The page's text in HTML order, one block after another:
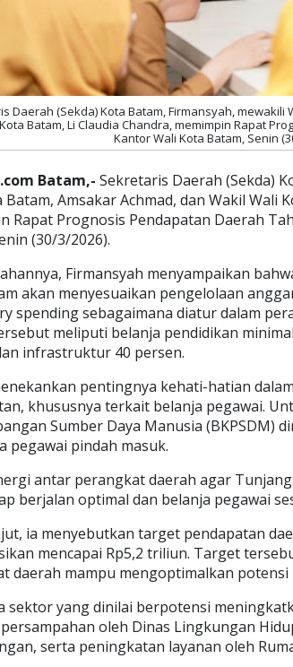
Daerah (Sekda) Kota Batam, Firmansyah, mewakili
Batam, Li Claudia Chandra, memimpin Rapat
Kantor Wali Kota Batam, Senin
Batam,- Sekretaris Daerah (Sekda)
Batam, Amsakar Achmad, dan Wakil Wali
Rapat Prognosis Pendapatan Daerah
(30/3/2026).
Firmansyah menyampaikan
akan menyesuaikan pengelolaan
spending sebagaimana diatur dalam
meliputi belanja pendidikan
infrastruktur 40 persen.
pentingnya kehati-hatian
khususnya terkait belanja pegawai.
Sumber Daya Manusia (BKPSDM)
pegawai pindah masuk.
antar perangkat daerah agar
berjalan optimal dan belanja pegawai
ia menyebutkan target pendapatan
mencapai Rp5,2 triliun. Target
daerah mampu mengoptimalkan potensi
sektor yang dinilai berpotensi
oleh Dinas Lingkungan
serta peningkatan layanan oleh